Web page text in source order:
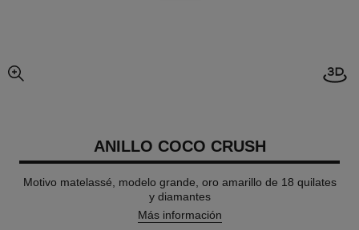
imagen agrandada
ANILLO COCO CRUSH
Motivo matelassé, modelo grande, oro amarillo de 18 quilates
y diamantes
Más información